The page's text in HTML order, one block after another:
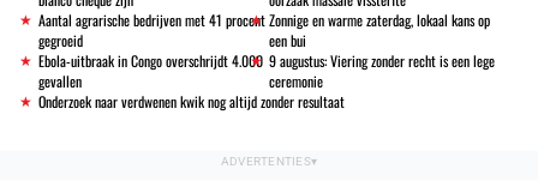
Aantal agrarische bedrijven met 41 procent
gegroeid
Zonnige en warme zaterdag, lokaal kans op
een bui
Ebola-uitbraak in Congo overschrijdt 4.000
gevallen
9 augustus: Viering zonder recht is een lege
ceremonie
Onderzoek naar verdwenen kwik nog altijd zonder resultaat